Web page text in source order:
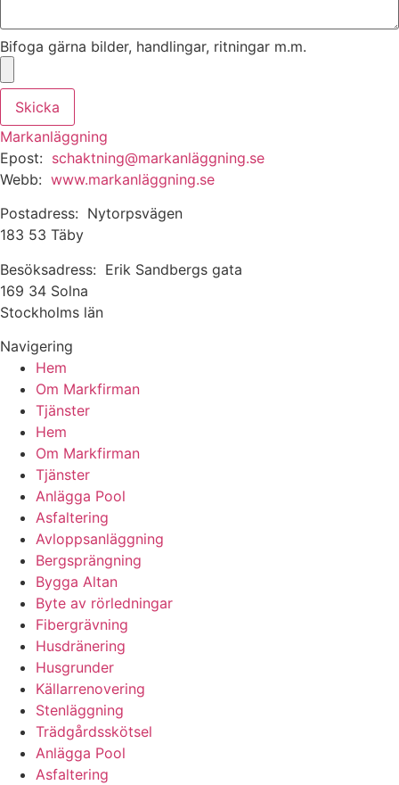
Bifoga gärna bilder, handlingar, ritningar m.m.
Skicka
Markanläggning
Epost: schaktning@markanläggning.se
Webb: www.markanläggning.se
Postadress: Nytorpsvägen
183 53 Täby
Besöksadress: Erik Sandbergs gata
169 34 Solna
Stockholms län
Navigering
Hem
Om Markfirman
Tjänster
Hem
Om Markfirman
Tjänster
Anlägga Pool
Asfaltering
Avloppsanläggning
Bergsprängning
Bygga Altan
Byte av rörledningar
Fibergrävning
Husdränering
Husgrunder
Källarrenovering
Stenläggning
Trädgårdsskötsel
Anlägga Pool
Asfaltering